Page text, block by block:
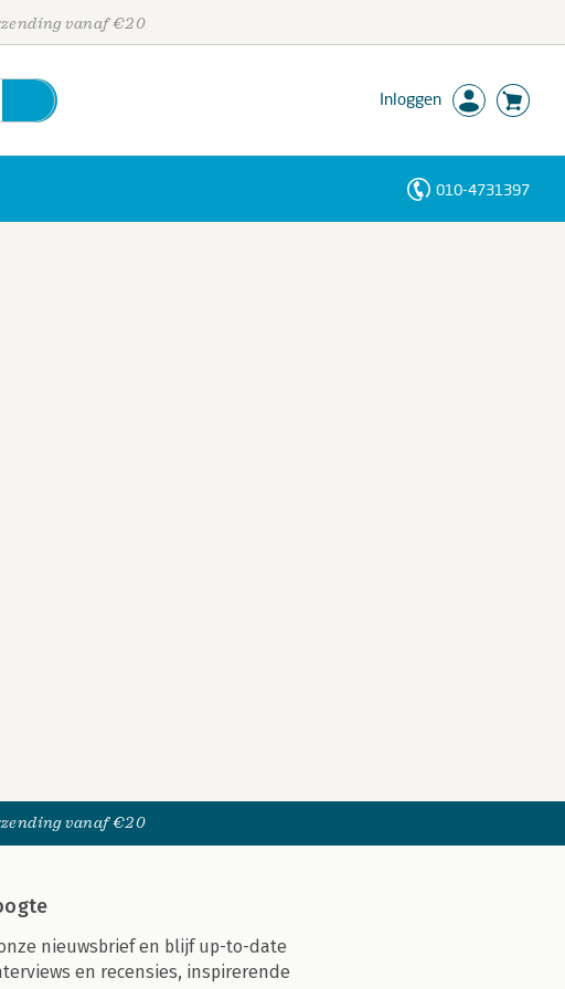
vanaf €20
Inloggen
010-4731397
vanaf €20
nieuwsbrief en blijf up-to-date
en recensies, inspirerende
Personen